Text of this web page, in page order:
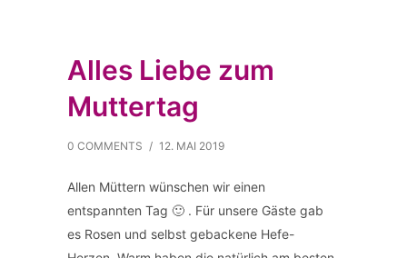
Alles Liebe zum
Muttertag
0 COMMENTS / 12. MAI 2019
Allen Müttern wünschen wir einen
entspannten Tag 🙂 . Für unsere Gäste gab
es Rosen und selbst gebackene Hefe-